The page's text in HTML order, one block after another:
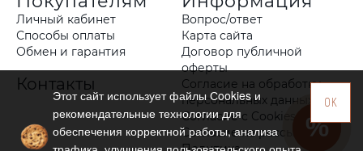
Личный кабинет
Способы оплаты
Обмен и гарантия
Контакты
Вопрос/ответ
Карта сайта
Договор публичной
оферты
Согласие на обработку
персональных данных
Согласие с Cookies
Согласие на рассылку
OK
Этот сайт использует файлы Сookies и
рекомендательные технологии для
обеспечения корректной работы, анализа